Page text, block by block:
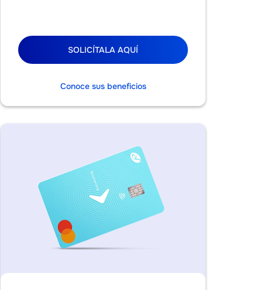
SOLICÍTALA AQUÍ
Conoce sus beneficios